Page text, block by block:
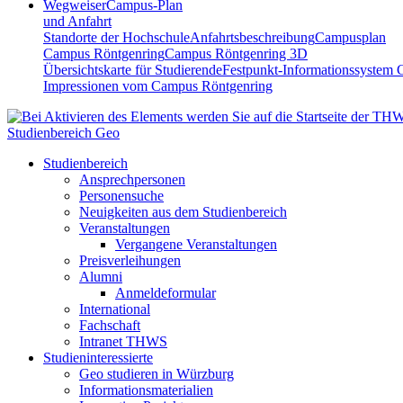
WegweiserCampus-Plan
und Anfahrt
Standorte der HochschuleAnfahrtsbeschreibungCampusplan
Campus RöntgenringCampus Röntgenring 3D
Übersichtskarte für StudierendeFestpunkt-Informationssystem
Impressionen vom Campus Röntgenring
Studienbereich Geo
Studienbereich
Ansprechpersonen
Personensuche
Neuigkeiten aus dem Studienbereich
Veranstaltungen
Vergangene Veranstaltungen
Preisverleihungen
Alumni
Anmeldeformular
International
Fachschaft
Intranet THWS
Studieninteressierte
Geo studieren in Würzburg
Informationsmaterialien